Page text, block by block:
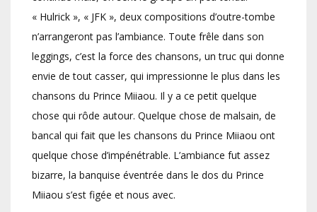
« Hulrick », « JFK », deux compositions d’outre-tombe
n’arrangeront pas l’ambiance. Toute frêle dans son
leggings, c’est la force des chansons, un truc qui donne
envie de tout casser, qui impressionne le plus dans les
chansons du Prince Miiaou. Il y a ce petit quelque
chose qui rôde autour. Quelque chose de malsain, de
bancal qui fait que les chansons du Prince Miiaou ont
quelque chose d’impénétrable. L’ambiance fut assez
bizarre, la banquise éventrée dans le dos du Prince
Miiaou s’est figée et nous avec.